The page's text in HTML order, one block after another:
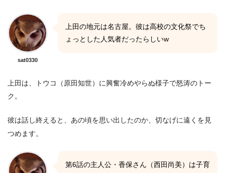
sat0330
上田の地元は名古屋。彼は高校の文化祭でち
ょっとした人気者だったらしいw
上田は、トウコ（原田知世）に興奮冷めやらぬ様子で怒涛のトー
ク。
彼は話し終えると、あの頃を思い出したのか、切なげに遠くを見
つめます。
第6話の主人公・香保さん（西田尚美）は子育